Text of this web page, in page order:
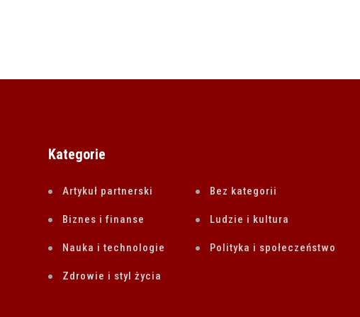
Kategorie
Artykuł partnerski Bez kategorii
Biznes i finanse Ludzie i kultura
Nauka i technologie Polityka i społeczeństwo
Zdrowie i styl życia